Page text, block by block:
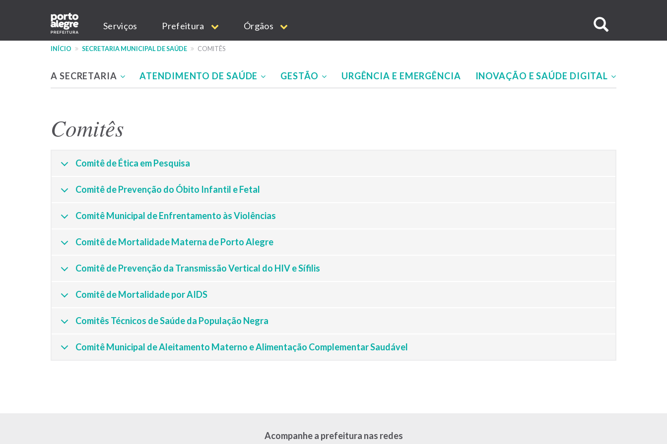
conteúdo
Main
navigation
Serviços Prefeitura Órgãos
no
INÍCIO SECRETARIA MUNICIPAL DE SAÚDE COMITÊS
-
site
SMS
A SECRETARIA ATENDIMENTO DE SAÚDE GESTÃO URGÊNCIA E EMERGÊNCIA INOVAÇÃO E SAÚDE DIGITAL
Comitês
Comitê de Ética em Pesquisa
Comitê de Prevenção do Óbito Infantil e Fetal
Comitê Municipal de Enfrentamento às Violências
Comitê de Mortalidade Materna de Porto Alegre
Comitê de Prevenção da Transmissão Vertical do HIV e Sífilis
Comitê de Mortalidade por AIDS
Comitês Técnicos de Saúde da População Negra
Comitê Municipal de Aleitamento Materno e Alimentação Complementar Saudável
Acompanhe a prefeitura nas redes